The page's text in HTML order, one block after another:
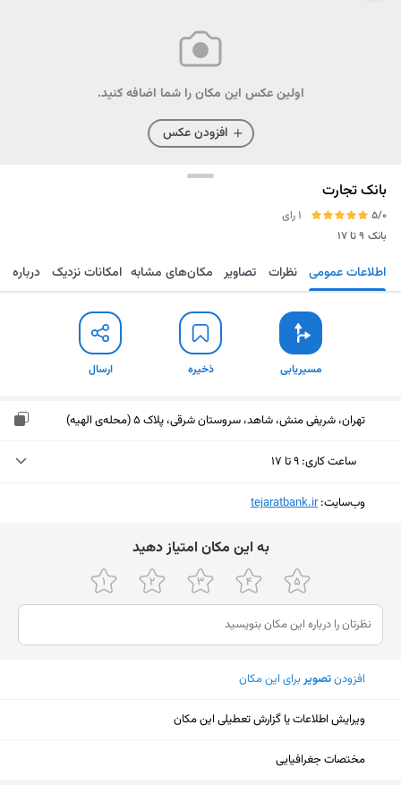
اولین عکس این مکان را شما اضافه کنید.
افزودن عکس
بانک تجارت
5/0
1 رای
بانک ۹ تا ۱۷
مسیریابی ذخیره ارسال اطلاعات عمومی نظرات تصاویر مکان‌های مشابه امکانات نزدیک درباره
مسیریابی ذخیره ارسال
تهران، شریفی منش، شاهد، سروستان شرقی، پلاک 5 (محله‌ی الهیه)
ساعت کاری: ۹ تا ۱۷
یکشنبه (امروز)
چهارشنبه
۹ تا ۱۷
پنجشنبه
۹ تا ۱۳
جمعه
شنبه
وب‌سایت:‎tejaratbank.ir
ﺑﻪ اﯾﻦ ﻣﮑﺎن اﻣﺘﯿﺎز دﻫﯿﺪ
افزودنتصویربرای این مکان
ویرایش اطلاعات یا گزارش تعطیلی این مکان
مختصات جغرافیایی